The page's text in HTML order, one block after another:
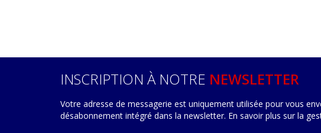
INSCRIPTION À NOTRE NEWSLETTER
Votre adresse de messagerie est uniquement utilisée pour vous
désabonnement intégré dans la newsletter. En savoir plus sur la